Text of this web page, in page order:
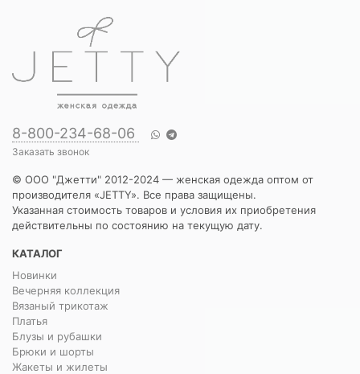
8-800-234-68-06
Заказать звонок
© ООО "Джетти" 2012-2024 — женская одежда оптом от
производителя «JETTY». Все права защищены.
Указанная стоимость товаров и условия их приобретения
действительны по состоянию на текущую дату.
КАТАЛОГ
Новинки
Вечерняя коллекция
Вязаный трикотаж
Платья
Блузы и рубашки
Брюки и шорты
Жакеты и жилеты